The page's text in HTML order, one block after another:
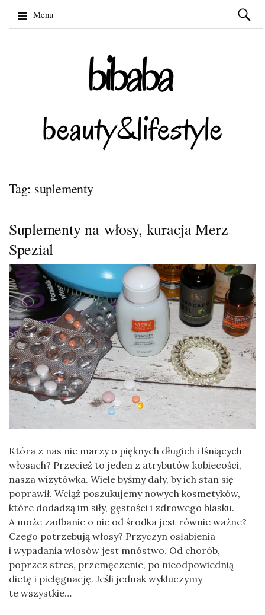
Menu
Szukaj:
Tag: suplementy
Suplementy na włosy, kuracja Merz
Spezial
Która z nas nie marzy o pięknych długich i lśniących
włosach? Przecież to jeden z atrybutów kobiecości,
nasza wizytówka. Wiele byśmy dały, by ich stan się
poprawił. Wciąż poszukujemy nowych kosmetyków,
które dodadzą im siły, gęstości i zdrowego blasku.
A może zadbanie o nie od środka jest równie ważne?
Czego potrzebują włosy? Przyczyn osłabienia
i wypadania włosów jest mnóstwo. Od chorób,
poprzez stres, przemęczenie, po nieodpowiednią
dietę i pielęgnację. Jeśli jednak wykluczymy
te wszystkie…